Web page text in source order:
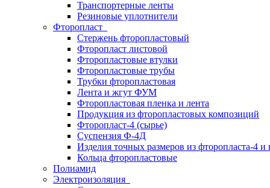
Транспортерные ленты
Резиновые уплотнители
Фторопласт
Стержень фторопластовый
Фторопласт листовой
Фторопластовые втулки
Фторопластовые трубы
Трубки фторопластовая
Лента и жгут ФУМ
Фторопластовая пленка и лента
Продукция из фторопластовых композиций
Фторопласт-4 (сырье)
Суспензия Ф-4Д
Изделия точных размеров из фторопласта-4 и
Кольца фторопластовые
Полиамид
Электроизоляция